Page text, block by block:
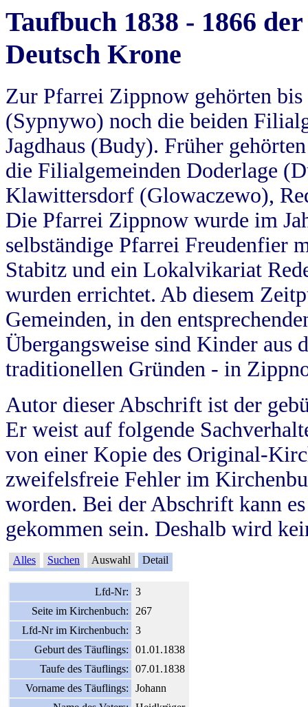
Taufbuch 1838 - 1866
Deutsch Krone
Zur Pfarrei Zippnow gehörten
(Sypnywo) noch die beiden
Jagdhaus (Budy). Früher
die Filialgemeinden Doderlage
Klawittersdorf (Glowaczewo),
Die Pfarrei Zippnow wurde im
selbständige Pfarrei Freudenfier
Stabitz und ein Lokalvikariat
wurden errichtet. Ab diesem
Gemeinden, in den
Übergangsweise sind Kinder aus
traditionellen Gründen - in
Autor dieser Abschrift ist der
Er weist auf folgende
von einer Kopie des Original-
zweifelsfreie Fehler im
worden. Bei der Abschrift kann
gekommen sein. Deshalb wird
Alles Suchen Auswahl Detail
Lfd-Nr:
3
Seite im Kirchenbuch:
267
Lfd-Nr im Kirchenbuch:
3
Geburt des Täuflings:
01.01.1838
Taufe des Täuflings:
07.01.1838
Vorname des Täuflings:
Johann